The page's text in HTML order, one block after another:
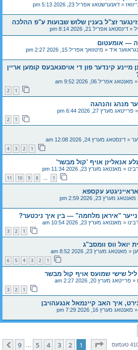
« דאנערשטאג אפריל 23, 2026 5:13 pm
זצ"ל בענין שלוש שבועות ע"פ ההלכה
« דינסטאג אפריל 21, 2026 8:14 pm
איד « מיטוואך אפריל 15, 2026 2:27 pm
מיינע קינדער פון די אויסגאבעס קומען אריין
« מאנטאג אפריל 06, 2026 9:52 am
1
2
מנהג והנהגה
« פרייטאג מערץ 27, 2026 6:44 pm
1
2
« דינסטאג מערץ 24, 2026 12:08 am
1
2
3
4
אנאליזן אויף 'קול מבשר'
« מאנטאג מערץ 23, 2026 11:34 pm
1
…
8
9
10
11
עקספא
מאנטאג מערץ 23, 2026 2:59 pm
"איראן מלחמה" — בין איך ניכטער?
« מאנטאג מערץ 23, 2026 10:54 am
1
2
3
יואל ווס וומסב"ג
« מאנטאג מערץ 23, 2026 8:52 am
1
2
3
4
5
6
שישי שמועס אויף קול מבשר
« פרייטאג מערץ 20, 2026 2:27 am
1
2
3
איך האב קיינמאל אנגעהויבן
« מאנטאג מערץ 16, 2026 7:29 pm
טעמעס בלאט פון9
1
2
3
4
5
9
קומענדיגע